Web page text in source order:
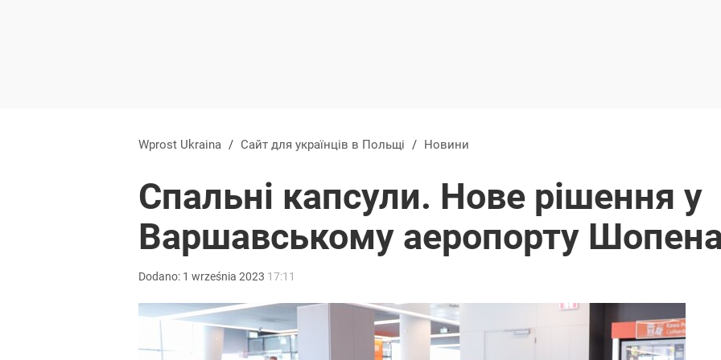
Wprost Ukraina / Сайт для українців в Польщі / Новини
Спальні капсули. Нове рішення у
Варшавському аеропорту
Dodano: 1 września 2023 17:11